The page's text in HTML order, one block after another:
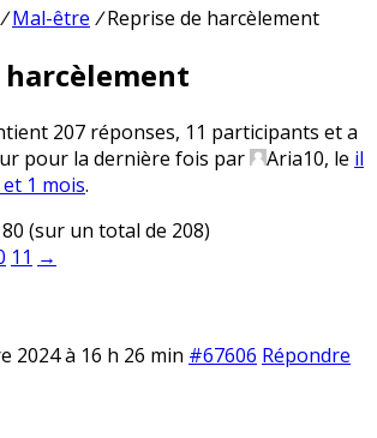
/ Mal-être / Reprise de harcèlement
harcèlement
207 réponses, 11 participants et a
pour la dernière fois par
Aria10, le il
1 mois.
(sur un total de 208)
11 →
2024 à 16 h 26 min #67606 Répondre